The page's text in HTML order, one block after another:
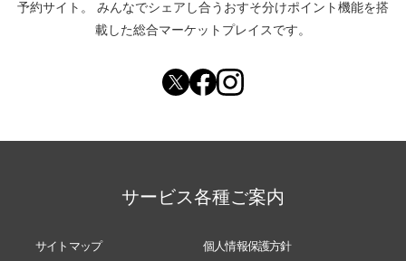
予約サイト。
みんなでシェアし合う おすそ分けポイント機能を搭
載した総合マーケットプレイスです。
サービス各種ご案内
サイトマップ 個人情報保護方針